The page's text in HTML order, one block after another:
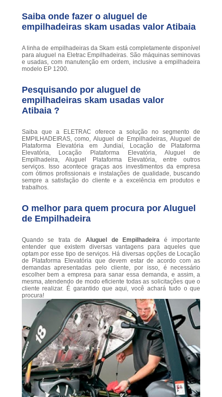
Saiba onde fazer o aluguel de
empilhadeiras skam usadas valor Atibaia
A linha de empilhadeiras da Skam está completamente disponível
para aluguel na Eletrac Empilhadeiras. São máquinas seminovas
e usadas, com manutenção em ordem, inclusive a empilhadeira
modelo EP 1200.
Pesquisando por aluguel de
empilhadeiras skam usadas valor
Atibaia ?
Saiba que a ELETRAC oferece a solução no segmento de
EMPILHADEIRAS, como, Aluguel de Empilhadeiras, Aluguel de
Plataforma Elevatória em Jundiaí, Locação de Plataforma
Elevatória, Locação Plataforma Elevatória, Aluguel de
Empilhadeira, Aluguel Plataforma Elevatória, entre outros
serviços. Isso acontece graças aos investimentos da empresa
com ótimos profissionais e instalações de qualidade, buscando
sempre a satisfação do cliente e a excelência em produtos e
trabalhos.
O melhor para quem procura por Aluguel
de Empilhadeira
Quando se trata de Aluguel de Empilhadeira é importante
entender que existem diversas vantagens para aqueles que
optam por esse tipo de serviços. Há diversas opções de Locação
de Plataforma Elevatória que devem estar de acordo com as
demandas apresentadas pelo cliente, por isso, é necessário
escolher bem a empresa para sanar essa demanda, e assim, a
mesma, atendendo de modo eficiente todas as solicitações que o
cliente realizar. É garantido que aqui, você achará tudo o que
procura!